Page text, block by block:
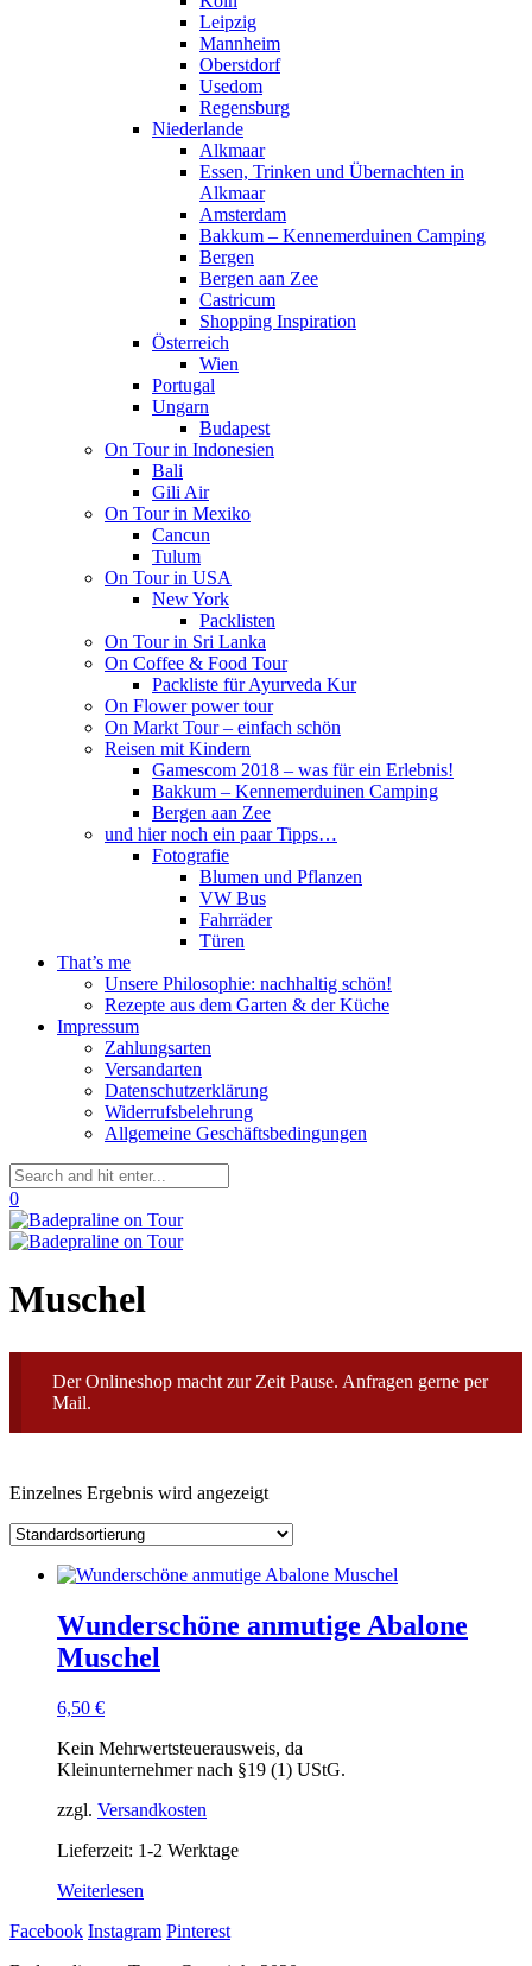
Leipzig
Mannheim
Oberstdorf
Usedom
Regensburg
Niederlande
Alkmaar
Essen, Trinken und Übernachten in
Alkmaar
Amsterdam
Bakkum – Kennemerduinen Camping
Bergen
Bergen aan Zee
Castricum
Shopping Inspiration
Österreich
Wien
Portugal
Ungarn
Budapest
On Tour in Indonesien
Bali
Gili Air
On Tour in Mexiko
Cancun
Tulum
On Tour in USA
New York
Packlisten
On Tour in Sri Lanka
On Coffee & Food Tour
Packliste für Ayurveda Kur
On Flower power tour
On Markt Tour – einfach schön
Reisen mit Kindern
Gamescom 2018 – was für ein Erlebnis!
Bakkum – Kennemerduinen Camping
Bergen aan Zee
und hier noch ein paar Tipps…
Fotografie
Blumen und Pflanzen
VW Bus
Fahrräder
Türen
That’s me
Unsere Philosophie: nachhaltig schön!
Rezepte aus dem Garten & der Küche
Impressum
Zahlungsarten
Versandarten
Datenschutzerklärung
Widerrufsbelehrung
Allgemeine Geschäftsbedingungen
0
Muschel
Der Onlineshop macht zur Zeit Pause. Anfragen gerne per
Mail.
Einzelnes Ergebnis wird angezeigt
Wunderschöne anmutige Abalone
Muschel
6,50 €
Kein Mehrwertsteuerausweis, da
Kleinunternehmer nach §19 (1) UStG.
zzgl. Versandkosten
Lieferzeit: 1-2 Werktage
Weiterlesen
Facebook Instagram Pinterest